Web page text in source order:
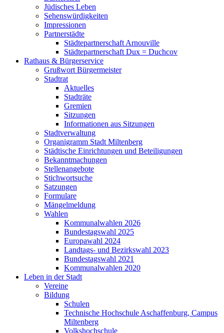
Jüdisches Leben
Sehenswürdigkeiten
Impressionen
Partnerstädte
Städtepartnerschaft Arnouville
Städtepartnerschaft Dux = Duchcov
Rathaus & Bürgerservice
Grußwort Bürgermeister
Stadtrat
Aktuelles
Stadträte
Gremien
Sitzungen
Informationen aus Sitzungen
Stadtverwaltung
Organigramm Stadt Miltenberg
Städtische Einrichtungen und Beteiligungen
Bekanntmachungen
Stellenangebote
Stichwortsuche
Satzungen
Formulare
Mängelmeldung
Wahlen
Kommunalwahlen 2026
Bundestagswahl 2025
Europawahl 2024
Landtags- und Bezirkswahl 2023
Bundestagswahl 2021
Kommunalwahlen 2020
Leben in der Stadt
Vereine
Bildung
Schulen
Technische Hochschule Aschaffenburg, Campus
Miltenberg
Volkshochschule